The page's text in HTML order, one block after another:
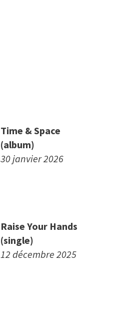
Time & Space
(album)
30 janvier 2026
Raise Your Hands
(single)
12 décembre 2025